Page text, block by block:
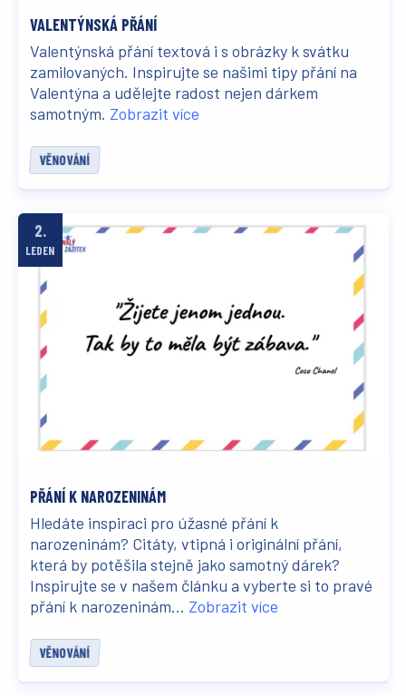
VALENTÝNSKÁ PŘÁNÍ
Valentýnská přání textová i s obrázky k svátku
zamilovaných. Inspirujte se našimi tipy přání na
Valentýna a udělejte radost nejen dárkem
samotným. Zobrazit více
VĚNOVÁNÍ
2.
LEDEN
PŘÁNÍ K NAROZENINÁM
Hledáte inspiraci pro úžasné přání k
narozeninám? Citáty, vtipná i originální přání,
která by potěšila stejně jako samotný dárek?
Inspirujte se v našem článku a vyberte si to pravé
přání k narozeninám... Zobrazit více
VĚNOVÁNÍ